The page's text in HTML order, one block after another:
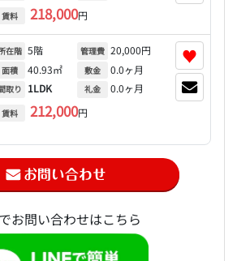
賃料 218,000円
在階 5階
面積 40.93㎡
取り 1LDK
賃料 212,000円
管理費 20,000円
敷金 0.0ヶ月
礼金 0.0ヶ月
♥
お問い合わせはこちら